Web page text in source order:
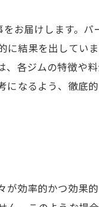
お届けします。
結果を出してい
各ジムの特徴や
なるよう、徹底
効率的かつ効果